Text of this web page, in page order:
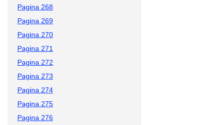
Pagina 268
Pagina 269
Pagina 270
Pagina 271
Pagina 272
Pagina 273
Pagina 274
Pagina 275
Pagina 276